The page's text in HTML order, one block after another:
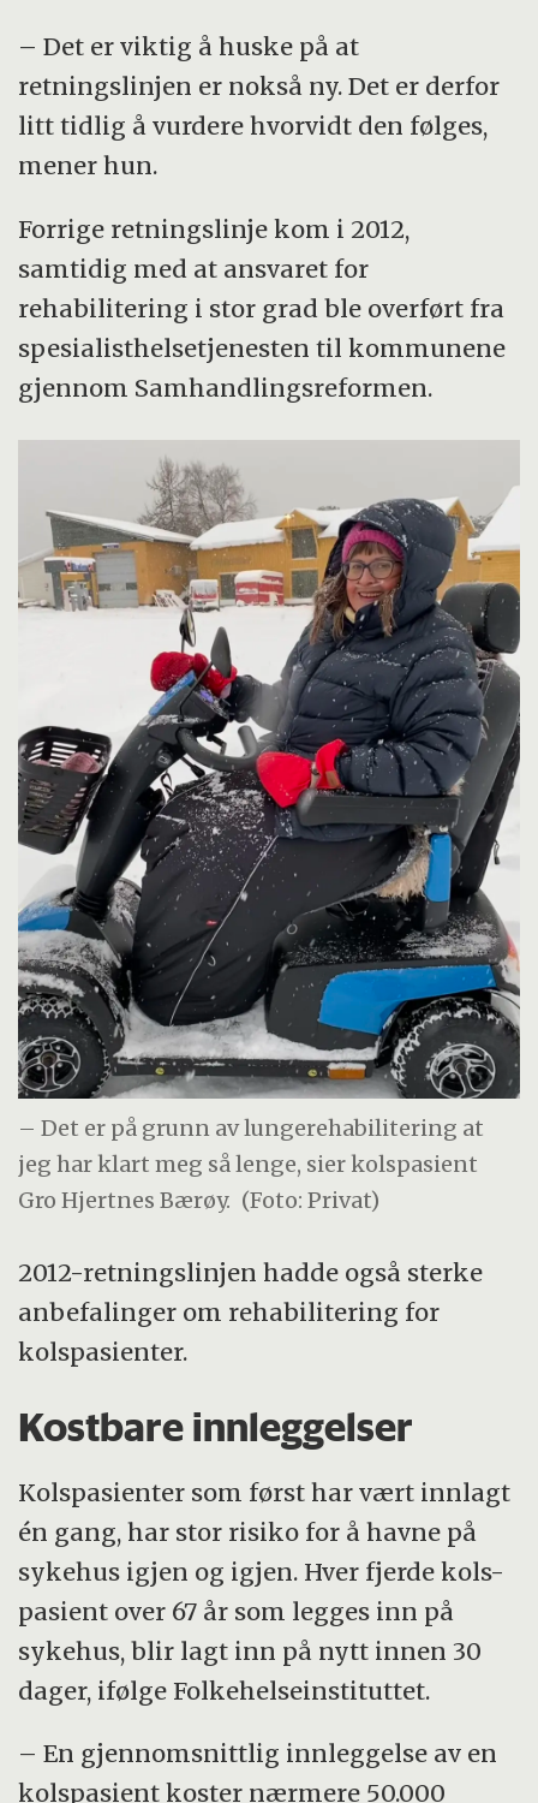
– Det er viktig å huske på at
retningslinjen er nokså ny. Det er derfor
litt tidlig å vurdere hvorvidt den følges,
mener hun.
Forrige retningslinje kom i 2012,
samtidig med at ansvaret for
rehabilitering i stor grad ble overført fra
spesialisthelsetjenesten til kommunene
gjennom Samhandlingsreformen.
– Det er på grunn av lungerehabilitering at
jeg har klart meg så lenge, sier kolspasient
Gro Hjertnes Bærøy. (Foto: Privat)
2012-retningslinjen hadde også sterke
anbefalinger om rehabilitering for
kolspasienter.
Kostbare innleggelser
Kolspasienter som først har vært innlagt
én gang, har stor risiko for å havne på
sykehus igjen og igjen. Hver fjerde kols-
pasient over 67 år som legges inn på
sykehus, blir lagt inn på nytt innen 30
dager, ifølge Folkehelseinstituttet.
– En gjennomsnittlig innleggelse av en
kolspasient koster nærmere 50.000